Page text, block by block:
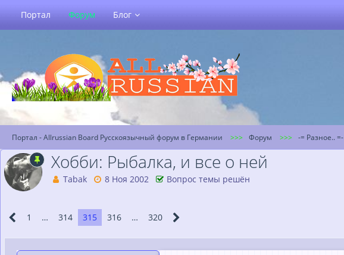
Портал Форум Блог
Портал - Allrussian Board Русскоязычный форум в Германии Форум -= Разное.. =-
Хобби: Рыбалка, и все о ней
Tabak 8 Ноя 2002 Вопрос темы решён
1 … 314 315 316 … 320